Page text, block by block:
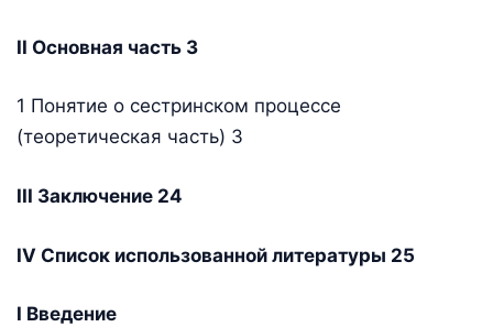
II Основная часть 3
1 Понятие о сестринском процессе
(теоретическая часть) 3
III Заключение 24
IV Список использованной литературы 25
I Введение